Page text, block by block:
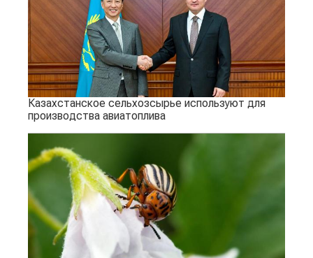
Казахстанское сельхозсырье используют для
производства авиатоплива